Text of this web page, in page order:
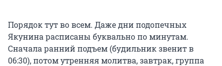
Порядок тут во всем. Даже дни подопечных
Якунина расписаны буквально по минутам.
Сначала ранний подъем (будильник звенит в
06:30), потом утренняя молитва, завтрак, группа